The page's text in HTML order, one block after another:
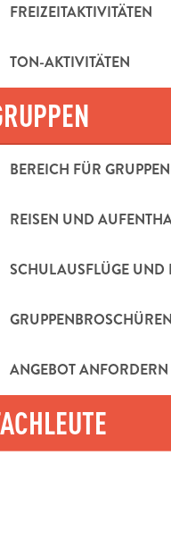
FREIZEITAKTIVITÄTEN
TON-AKTIVITÄTEN
BEREICH FÜR GRUPPEN
REISEN UND
SCHULAUSFLÜGE UND
ANGEBOT ANFORDERN
Am Fuße des
Beaudinard an
Bergseite hin
und warme
die vom
Südens, dem
Grün der
Charme
trägt alles zum
bei. Die
zu bewahren
ist ein wenig
sehr engagierte
das Label
hat.